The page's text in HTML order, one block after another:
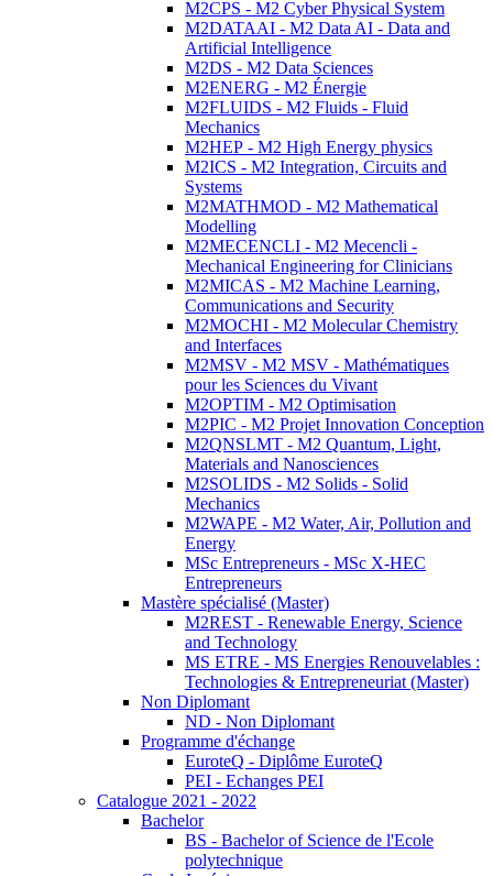
M2CPS - M2 Cyber Physical System
M2DATAAI - M2 Data AI - Data and
Artificial Intelligence
M2DS - M2 Data Sciences
M2ENERG - M2 Énergie
M2FLUIDS - M2 Fluids - Fluid
Mechanics
M2HEP - M2 High Energy physics
M2ICS - M2 Integration, Circuits and
Systems
M2MATHMOD - M2 Mathematical
Modelling
M2MECENCLI - M2 Mecencli -
Mechanical Engineering for Clinicians
M2MICAS - M2 Machine Learning,
Communications and Security
M2MOCHI - M2 Molecular Chemistry
and Interfaces
M2MSV - M2 MSV - Mathématiques
pour les Sciences du Vivant
M2OPTIM - M2 Optimisation
M2PIC - M2 Projet Innovation Conception
M2QNSLMT - M2 Quantum, Light,
Materials and Nanosciences
M2SOLIDS - M2 Solids - Solid
Mechanics
M2WAPE - M2 Water, Air, Pollution and
Energy
MSc Entrepreneurs - MSc X-HEC
Entrepreneurs
Mastère spécialisé (Master)
M2REST - Renewable Energy, Science
and Technology
MS ETRE - MS Energies Renouvelables :
Technologies & Entrepreneuriat (Master)
Non Diplomant
ND - Non Diplomant
Programme d'échange
EuroteQ - Diplôme EuroteQ
PEI - Echanges PEI
Catalogue 2021 - 2022
Bachelor
BS - Bachelor of Science de l'Ecole
polytechnique